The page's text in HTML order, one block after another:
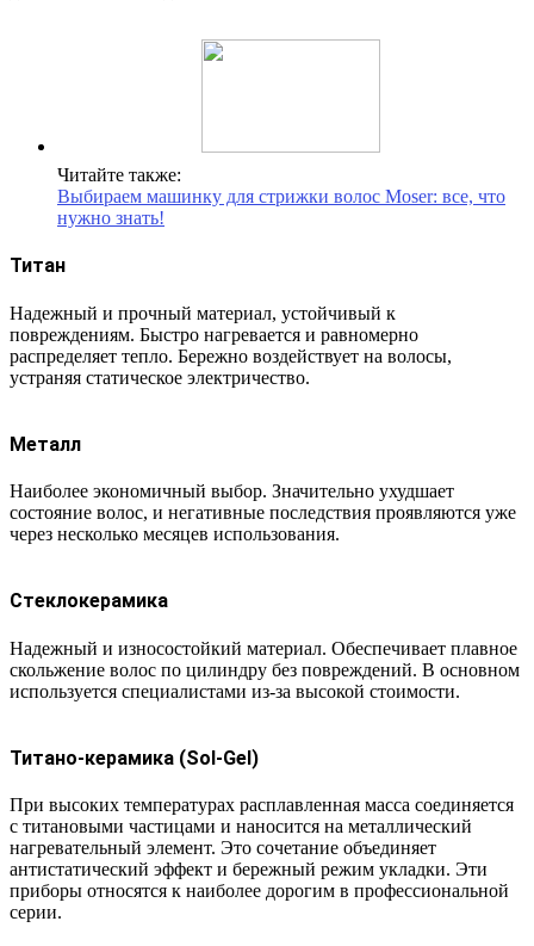
Читайте также:
Выбираем машинку для стрижки волос Moser: все, что
нужно знать!
Титан
Надежный и прочный материал, устойчивый к
повреждениям. Быстро нагревается и равномерно
распределяет тепло. Бережно воздействует на волосы,
устраняя статическое электричество.
Металл
Наиболее экономичный выбор. Значительно ухудшает
состояние волос, и негативные последствия проявляются уже
через несколько месяцев использования.
Стеклокерамика
Надежный и износостойкий материал. Обеспечивает плавное
скольжение волос по цилиндру без повреждений. В основном
используется специалистами из-за высокой стоимости.
Титано-керамика (Sol-Gel)
При высоких температурах расплавленная масса соединяется
с титановыми частицами и наносится на металлический
нагревательный элемент. Это сочетание объединяет
антистатический эффект и бережный режим укладки. Эти
приборы относятся к наиболее дорогим в профессиональной
серии.